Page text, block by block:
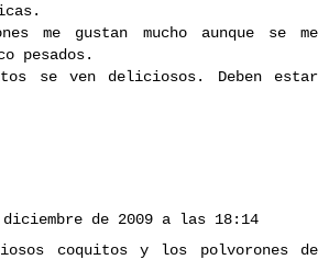
me gustan mucho aunque se me
pesados.
se ven deliciosos. Deben estar
de 2009 a las 18:14
coquitos y los polvorones de